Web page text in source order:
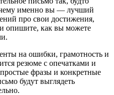
именно вы — лучший
про свои достижения,
опишите, как вы можете
на ошибки, грамотность и
резюме с опечатками и
фразы и конкретные
будут выглядеть